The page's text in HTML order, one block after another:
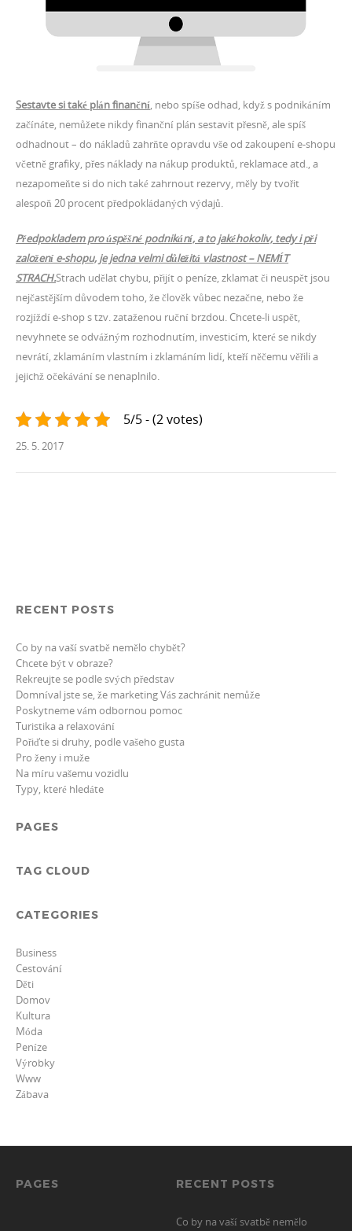
Sestavte si také plán finanční, nebo spíše odhad, když s podnikáním
začínáte, nemůžete nikdy finanční plán sestavit přesně, ale spíš
odhadnout – do nákladů zahrňte opravdu vše od zakoupení e-shopu
včetně grafiky, přes náklady na nákup produktů, reklamace atd., a
nezapomeňte si do nich také zahrnout rezervy, měly by tvořit
alespoň 20 procent předpokládaných výdajů.
Předpokladem pro úspěšné podnikání, a to jakéhokoliv, tedy i při
založení e-shopu, je jedna velmi důležitá vlastnost – NEMÍT
STRACH.Strach udělat chybu, přijít o peníze, zklamat či neuspět jsou
nejčastějším důvodem toho, že člověk vůbec nezačne, nebo že
rozjíždí e-shop s tzv. zataženou ruční brzdou. Chcete-li uspět,
nevyhnete se odvážným rozhodnutím, investicím, které se nikdy
nevrátí, zklamáním vlastním i zklamáním lidí, kteří něčemu věřili a
jejichž očekávání se nenaplnilo.
5/5 - (2 votes)
25. 5. 2017
RECENT POSTS
Co by na vaší svatbě nemělo chybět?
Chcete být v obraze?
Rekreujte se podle svých představ
Domníval jste se, že marketing Vás zachránit nemůže
Poskytneme vám odbornou pomoc
Turistika a relaxování
Pořiďte si druhy, podle vašeho gusta
Pro ženy i muže
Na míru vašemu vozidlu
Typy, které hledáte
PAGES
TAG CLOUD
CATEGORIES
Business
Cestování
Děti
Domov
Kultura
Móda
Peníze
Výrobky
Www
Zábava
PAGES RECENT POSTS
Co by na vaší svatbě nemělo